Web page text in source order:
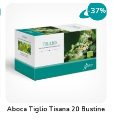
-37%
Aboca Tiglio Tisana 20 Bustine